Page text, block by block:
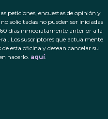
peticiones, encuestas de opinión y
solicitadas no pueden ser iniciadas
días inmediatamente anterior a la
Los suscriptores que actualmente
esta oficina y desean cancelar su
hacerlo. aquí